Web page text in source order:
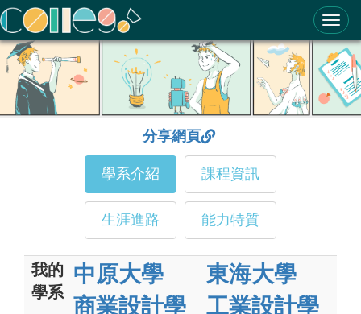
ColleGo! 大學選才與高中育才輔助系統
分享網頁
學系介紹 課程資訊
生涯進路 能力特質
我的
學系
中原大學
商業設計學
東海大學
工業設計學